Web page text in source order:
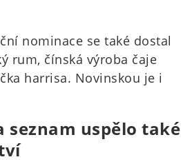
nominace se také dostal
rum, čínská výroba čaje
harrisa. Novinskou je i
seznam uspělo také